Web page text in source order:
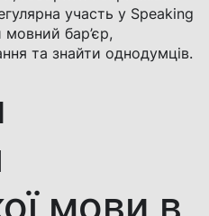
участь у Speaking
бар’єр,
та знайти однодумців.
мови в